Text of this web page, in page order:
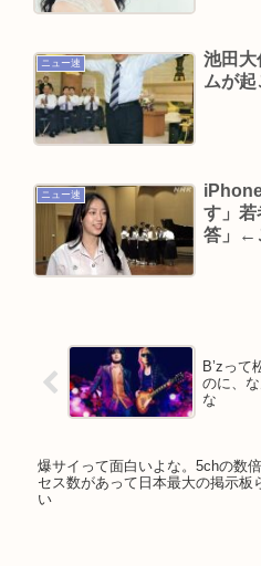
る現実やばない？
Powered by livedoor 相互
ニュー速
池田大
ムが
ニュー速
す」若
答」←
B’zって
のに、
な
爆サイって面白いよな。5chの数
セス数があって日本最大の掲示板
い